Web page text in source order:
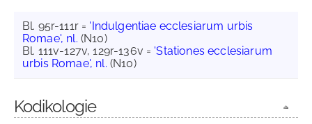
Bl. 95r-111r = 'Indulgentiae ecclesiarum urbis
Romae', nl. (N10)
Bl. 111v-127v, 129r-136v = 'Stationes ecclesiarum
urbis Romae', nl. (N10)
Kodikologie